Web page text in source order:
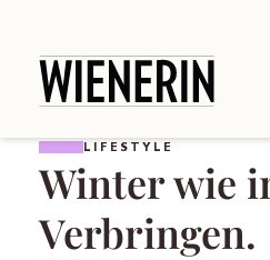
LIFESTYLE
Winter wie
Verbringen.